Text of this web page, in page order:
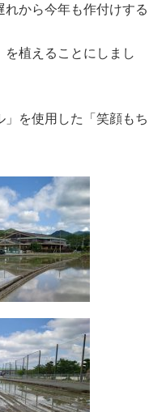
から今年も作付けする
植えることにしまし
を使用した「笑顔もち